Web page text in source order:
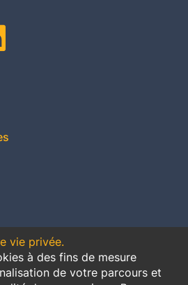
Conditions générales de vente
vie privée.
à des fins de mesure
de votre parcours et